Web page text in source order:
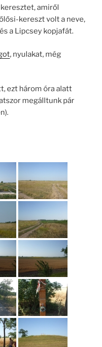
amiről
kereszt volt a neve,
a Lipcsey kopjafát.
, nyulakat, még
ezt három óra alatt
megálltunk pár